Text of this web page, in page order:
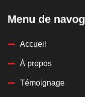
Menu de
Accueil
À propos
Témoignage